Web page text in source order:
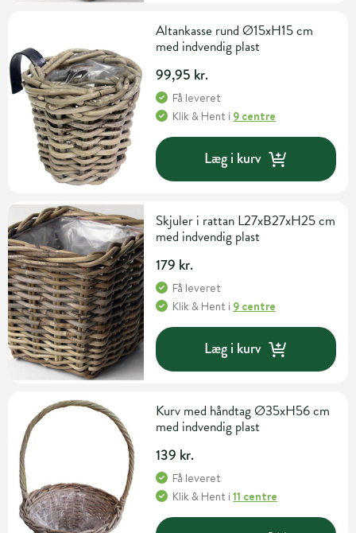
Altankasse rund Ø15xH15 cm
med indvendig plast
99,95 kr.
Få leveret
Klik & Hent i 9 centre
Læg i kurv
Skjuler i rattan L27xB27xH25 cm
med indvendig plast
179 kr.
Få leveret
Klik & Hent i 9 centre
Læg i kurv
Kurv med håndtag Ø35xH56 cm
med indvendig plast
139 kr.
Få leveret
Klik & Hent i11 centre